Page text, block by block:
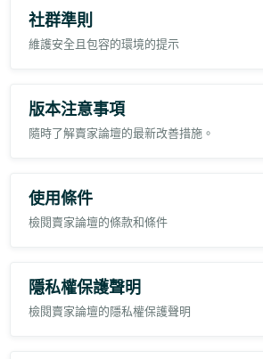
SiAutorisations utilisateur
l'administrateur de votre compte Seller
l'accès.
Quelle est ta source ? Réponse : fiches
Est ce que tu fais confiance au listing des
en tout transparence pas tout à fait, je
donne, je vous la résume à partir des listings
communication est trompeuse.
社群準則
維護安全且包容的環境的提示
版本注意事項
隨時了解賣家論壇的最新改善措施。
使用條件
檢閱賣家論壇的條款和條件
隱私權保護聲明
檢閱賣家論壇的隱私權保護聲明